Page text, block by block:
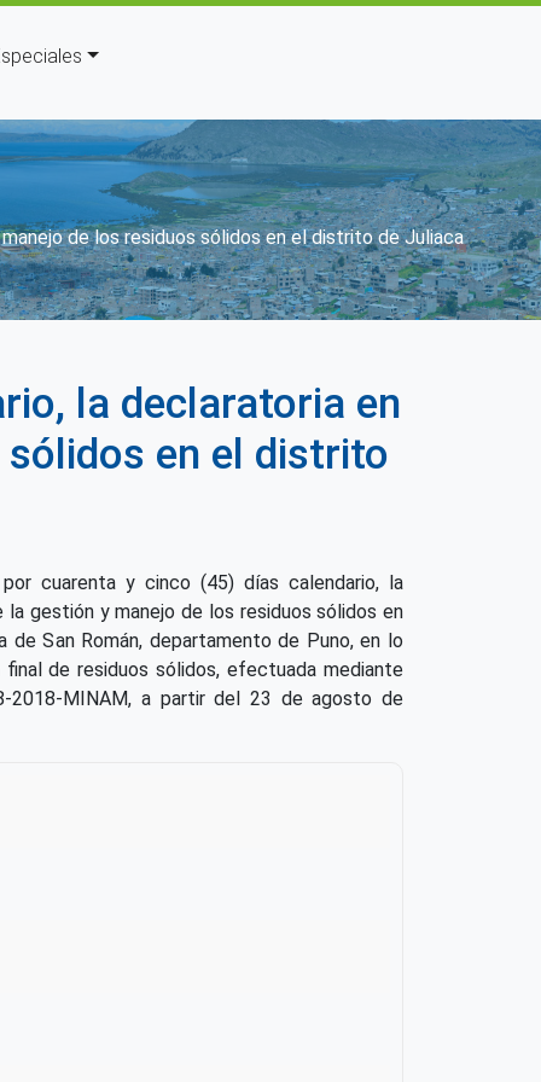
de los residuos sólidos en el distrito de Juliaca
la declaratoria en
en el distrito
cuarenta y cinco (45) días calendario, la
gestión y manejo de los residuos sólidos en
San Román, departamento de Puno, en lo
de residuos sólidos, efectuada mediante
2018-MINAM, a partir del 23 de agosto de